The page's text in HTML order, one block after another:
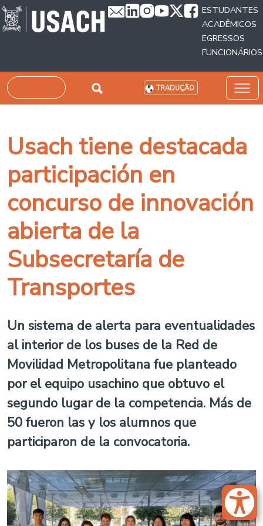
Passar para o conteúdo principal
ESTUDANTES
ACADÊMICOS
EGRESSOS
FUNCIONÁRIOS
Pesquisar TRADUÇÃO
Usach tiene destacada
participación en
concurso de innovación
abierta de la
Subsecretaría de
Transportes
Un sistema de alerta para eventualidades
al interior de los buses de la Red de
Movilidad Metropolitana fue planteado
por el equipo usachino que obtuvo el
segundo lugar de la competencia. Más de
50 fueron las y los alumnos que
participaron de la convocatoria.